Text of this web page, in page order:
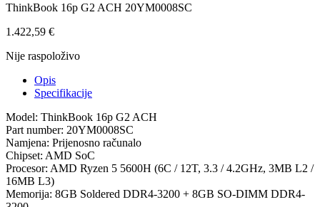
ThinkBook 16p G2 ACH 20YM0008SC
1.422,59 €
Nije raspoloživo
Opis
Specifikacije
Model: ThinkBook 16p G2 ACH
Part number: 20YM0008SC
Namjena: Prijenosno računalo
Chipset: AMD SoC
Procesor: AMD Ryzen 5 5600H (6C / 12T, 3.3 / 4.2GHz, 3MB L2 /
16MB L3)
Memorija: 8GB Soldered DDR4-3200 + 8GB SO-DIMM DDR4-